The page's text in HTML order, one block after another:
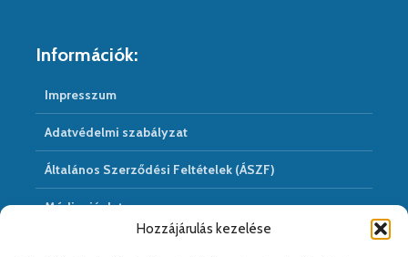
Hozzájárulás kezelése
Információk:
Impresszum
Adatvédelmi szabályzat
Általános Szerződési Feltételek (ÁSZF)
Médiaajánlat